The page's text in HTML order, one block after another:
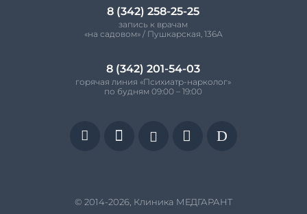
8 (342) 258-25-25
запись к врачам
«на садовом» / Пушкарская, 136А
8 (342) 201-54-03
горячая линия «Психиатр-нарколог»
по будням 09:00 – 19:00
    D
© 2014-2026, Клиника МЕДГАРАНТ